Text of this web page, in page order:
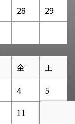
28
29
金 土
4
5
11